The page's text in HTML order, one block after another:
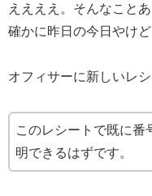
ええええ。そんなこと
確かに昨日の今日やけ
オフィサーに新しいレシ
このレシートで既に番
明できるはずです。